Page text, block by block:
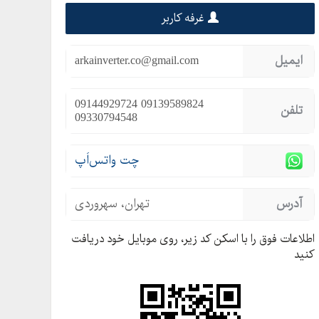
غرفه کاربر
ایمیل arkainverter.co@gmail.com
تلفن 09144929724 09139589824
09330794548
چت واتس‌اَپ
آدرس تهران، سهروردی
اطلاعات فوق را با اسکن کد زیر، روی موبایل خود دریافت
کنید